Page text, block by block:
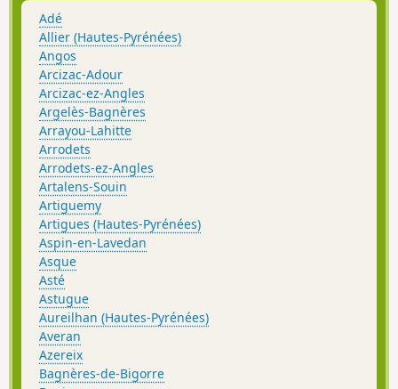
obligatoire de(5) à (7).
Adé
Allier (Hautes-Pyrénées)
Angos
Arcizac-Adour
Arcizac-ez-Angles
Argelès-Bagnères
Arrayou-Lahitte
Arrodets
Arrodets-ez-Angles
Artalens-Souin
Artiguemy
Artigues (Hautes-Pyrénées)
Aspin-en-Lavedan
Asque
Asté
Astugue
Aureilhan (Hautes-Pyrénées)
Averan
Azereix
Bagnères-de-Bigorre